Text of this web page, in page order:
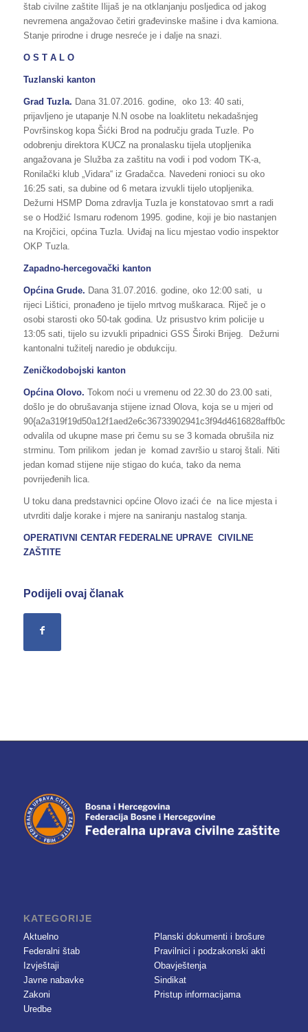
štab civilne zaštite Ilijaš je na otklanjanju posljedica od jakog
nevremena angažovao četiri građevinske mašine i dva kamiona.
Stanje prirodne i druge nesreće je i dalje na snazi.
O S T A L O
Tuzlanski kanton
Grad Tuzla. Dana 31.07.2016. godine, oko 13: 40 sati,
prijavljeno je utapanje N.N osobe na loaklitetu nekadašnjeg
Površinskog kopa Šićki Brod na području grada Tuzle. Po
odobrenju direktora KUCZ na pronalasku tijela utopljenika
angažovana je Služba za zaštitu na vodi i pod vodom TK-a,
Ronilački klub „Vidara“ iz Gradačca. Navedeni ronioci su oko
16:25 sati, sa dubine od 6 metara izvukli tijelo utopljenika.
Dežurni HSMP Doma zdravlja Tuzla je konstatovao smrt a radi
se o Hodžić Ismaru rođenom 1995. godine, koji je bio nastanjen
na Krojčici, općina Tuzla. Uviđaj na licu mjestao vodio inspektor
OKP Tuzla.
Zapadno-hercegovački kanton
Općina Grude. Dana 31.07.2016. godine, oko 12:00 sati, u
rijeci Lištici, pronađeno je tijelo mrtvog muškaraca. Riječ je o
osobi starosti oko 50-tak godina. Uz prisustvo krim policije u
13:05 sati, tijelo su izvukli pripadnici GSS Široki Brijeg. Dežurni
kantonalni tužitelj naredio je obdukciju.
Zeničkodobojski kanton
Općina Olovo. Tokom noći u vremenu od 22.30 do 23.00 sati,
došlo je do obrušavanja stijene iznad Olova, koja se u mjeri od
odvalila od ukupne mase pri čemu su se 3 komada obrušila niz
strminu. Tom prilikom jedan je komad završio u staroj štali. Niti
jedan komad stijene nije stigao do kuća, tako da nema
povrijeđenih lica.
U toku dana predstavnici općine Olovo izaći će na lice mjesta i
utvrditi dalje korake i mjere na saniranju nastalog stanja.
OPERATIVNI CENTAR FEDERALNE UPRAVE CIVILNE
ZAŠTITE
Podijeli ovaj članak
KATEGORIJE
Aktuelno
Federalni štab
Izvještaji
Javne nabavke
Zakoni
Uredbe
Planski dokumenti i brošure
Pravilnici i podzakonski akti
Obavještenja
Sindikat
Pristup informacijama